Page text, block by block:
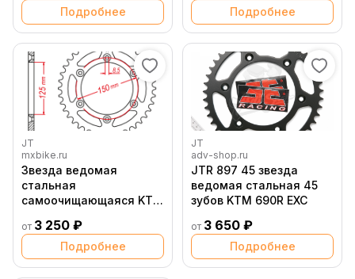
Подробнее Подробнее
JT
mxbike.ru
Звезда ведомая
стальная
самоочищающаяся KTM
48 зубов JT
от 3 250 ₽
Подробнее
JT
adv-shop.ru
JTR 897 45 звезда
ведомая стальная 45
зубов KTM 690R EXC
от 3 650 ₽
Подробнее